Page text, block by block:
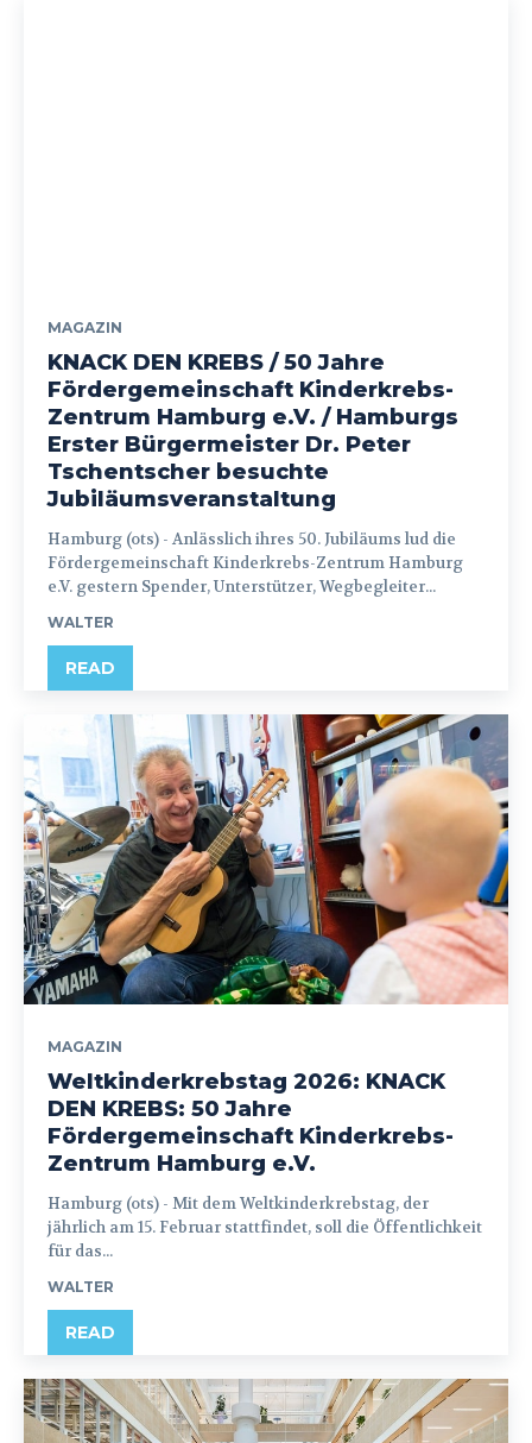
MAGAZIN
KNACK DEN KREBS / 50 Jahre
Fördergemeinschaft Kinderkrebs-
Zentrum Hamburg e.V. / Hamburgs
Erster Bürgermeister Dr. Peter
Tschentscher besuchte
Jubiläumsveranstaltung
Hamburg (ots) - Anlässlich ihres 50. Jubiläums lud die
Fördergemeinschaft Kinderkrebs-Zentrum Hamburg
e.V. gestern Spender, Unterstützer, Wegbegleiter...
WALTER
READ
MAGAZIN
Weltkinderkrebstag 2026: KNACK
DEN KREBS: 50 Jahre
Fördergemeinschaft Kinderkrebs-
Zentrum Hamburg e.V.
Hamburg (ots) - Mit dem Weltkinderkrebstag, der
jährlich am 15. Februar stattfindet, soll die Öffentlichkeit
für das...
WALTER
READ